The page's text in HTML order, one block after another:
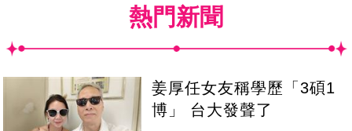
熱門新聞
姜厚任女友稱學歷「3碩1
博」 台大發聲了